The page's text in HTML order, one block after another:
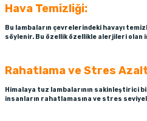
Hava Temizliği:
Bu lambaların çevrelerindeki havayı
söylenir. Bu özellik özellikle alerjileri olan
Rahatlama ve Stres
Himalaya tuz lambalarının sakinleştirici
insanların rahatlamasına ve stres